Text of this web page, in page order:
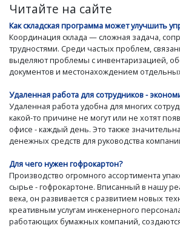
Читайте на сайте
Как складская программа может улучшить
Координация склада — сложная задача,
трудностями. Среди частых проблем,
выделяют проблемы с инвентаризацией,
документов и местонахождением
Удаленная работа для сотрудников -
Удаленная работа удобна для многих
какой-то причине не могут или не хотят
офисе - каждый день. Это также
денежных средств для руководства
Для чего нужен гофрокартон?
Производство огромного ассортимента
сырье - гофрокартоне. Вписанный в нашу
века, он развивается с развитием новых
креативным услугам инженерного
работающих бумажных компаний,